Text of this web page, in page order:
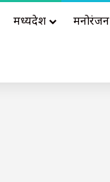
मध्यप्रदेश मनोरंजन